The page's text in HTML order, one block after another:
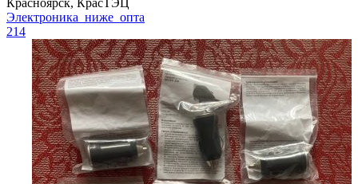
Электроника_ниже_опта
214